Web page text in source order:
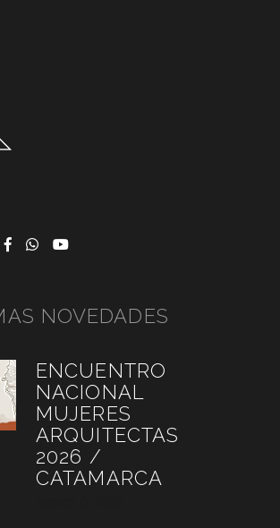
NOVEDADES
ENCUENTRO
NACIONAL
MUJERES
ARQUITECTAS
2026 /
CATAMARCA